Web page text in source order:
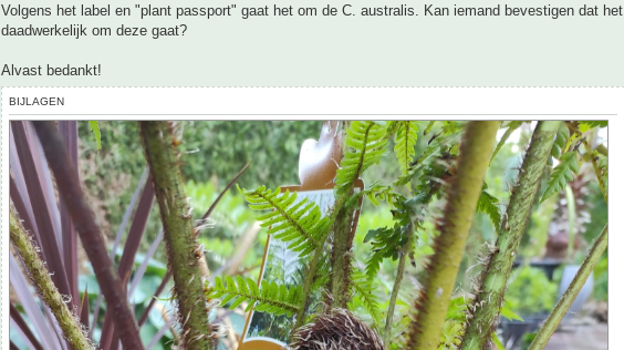
Volgens het label en "plant passport" gaat het om de C. australis. Kan iemand bevestigen dat het
daadwerkelijk om deze gaat?
Alvast bedankt!
BIJLAGEN